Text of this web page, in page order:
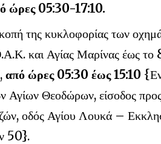
ώρες 05:30-17:10.
της κυκλοφορίας των
και Αγίας Μαρίνας έως το
από ώρες 05:30 έως 15:10
Αγίων Θεοδώρων, είσοδος
οδός Αγίου Λουκά –
50}.